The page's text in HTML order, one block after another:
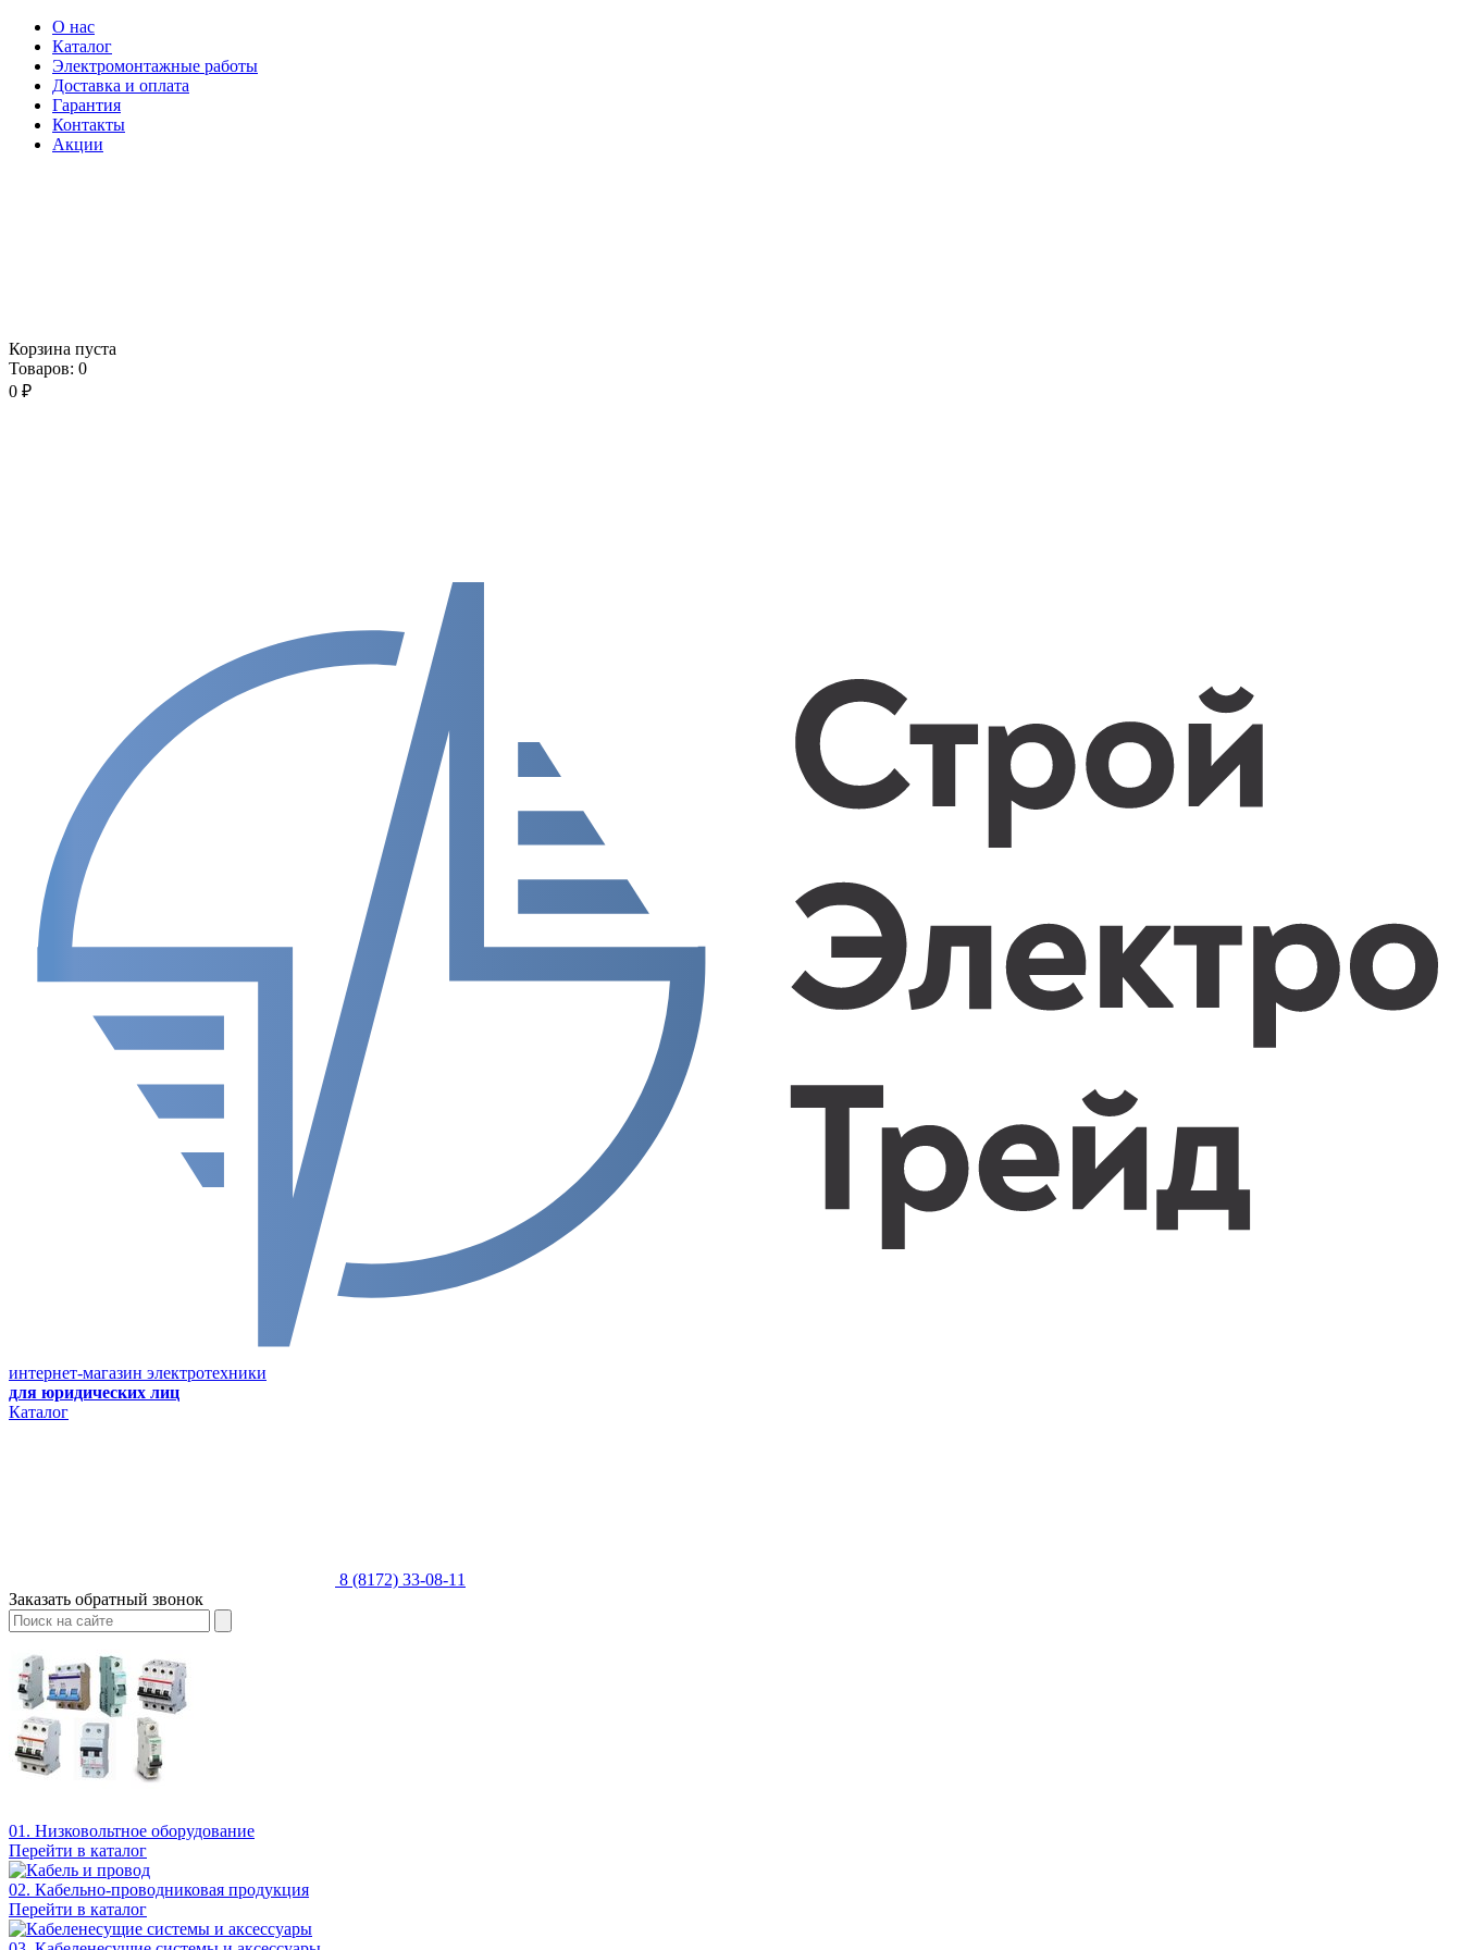
О нас
Каталог
Электромонтажные работы
Доставка и оплата
Гарантия
Контакты
Акции
Корзина пуста
Товаров: 0
0 ₽
интернет-магазин электротехники
для юридических лиц
Каталог
8 (8172) 33-08-11
Заказать обратный звонок
01. Низковольтное оборудование
Перейти в каталог
02. Кабельно-проводниковая продукция
Перейти в каталог